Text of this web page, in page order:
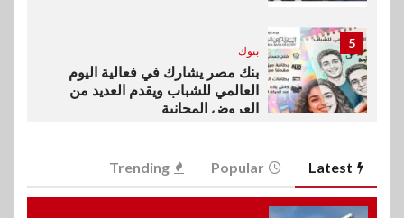
5
بنوك
بنك مصر يشارك في فعالية اليوم
العالمي للشباب ويقدم العديد من
العروض المجانية
6
بنوك
بنك QNB مصر يعزز جاهزية
Latest
Popular
Trending